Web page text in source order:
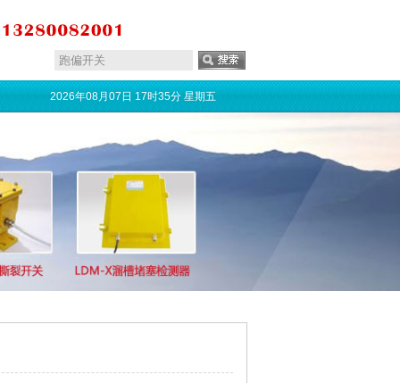
2026年08月07日 17时35分 星期五